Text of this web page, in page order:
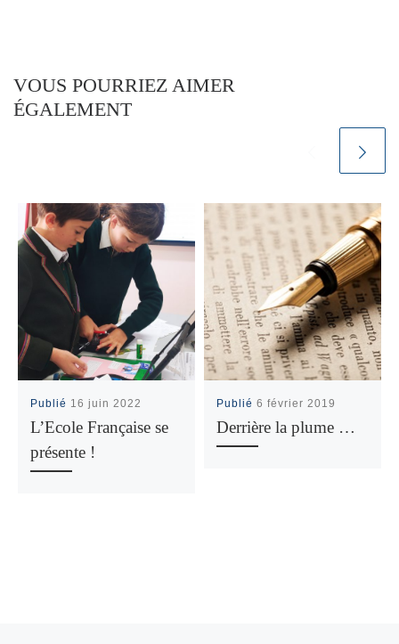
VOUS POURRIEZ AIMER
ÉGALEMENT
Publié 16 juin 2022
L’Ecole Française se
présente !
Publié 6 février 2019
Derrière la plume …